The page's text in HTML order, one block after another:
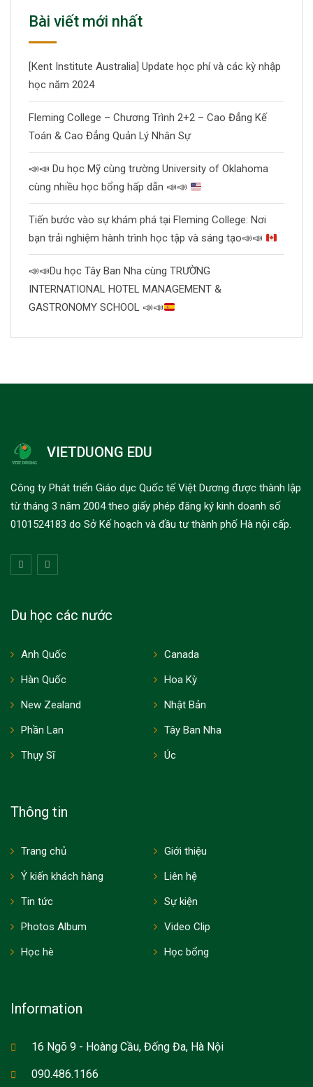
Bài viết mới nhất
[Kent Institute Australia] Update học phí và các kỳ nhập
học năm 2024
Fleming College – Chương Trình 2+2 – Cao Đẳng Kế
Toán & Cao Đẳng Quản Lý Nhân Sự
📣📣 Du học Mỹ cùng trường University of Oklahoma
cùng nhiều học bổng hấp dẫn 📣📣
Tiến bước vào sự khám phá tại Fleming College: Nơi
bạn trải nghiệm hành trình học tập và sáng tạo📣📣
📣📣Du học Tây Ban Nha cùng TRƯỜNG
INTERNATIONAL HOTEL MANAGEMENT &
GASTRONOMY SCHOOL 📣📣
VIETDUONG EDU
Công ty Phát triển Giáo dục Quốc tế Việt Dương được thành lập
từ tháng 3 năm 2004 theo giấy phép đăng ký kinh doanh số
0101524183 do Sở Kế hoạch và đầu tư thành phố Hà nội cấp.
Du học các nước
Anh Quốc
Canada
Hàn Quốc
Hoa Kỳ
New Zealand
Nhật Bản
Phần Lan
Tây Ban Nha
Thụy Sĩ
Úc
Thông tin
Trang chủ
Giới thiệu
Ý kiến khách hàng
Liên hệ
Tin tức
Sự kiện
Photos Album
Video Clip
Học hè
Học bổng
Information
16 Ngõ 9 - Hoàng Cầu, Đống Đa, Hà Nội
090.486.1166